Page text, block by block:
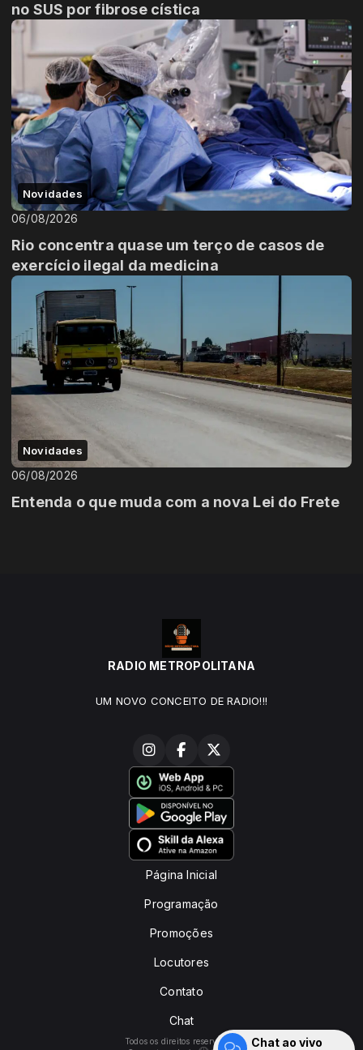
no SUS por fibrose cística
Novidades
06/08/2026
Rio concentra quase um terço de casos de
exercício ilegal da medicina
Novidades
06/08/2026
Entenda o que muda com a nova Lei do Frete
RADIO METROPOLITANA
UM NOVO CONCEITO DE RADIO!!!
Página Inicial
Programação
Promoções
Locutores
Contato
Chat
Todos os direitos reservados.
Chat ao vivo